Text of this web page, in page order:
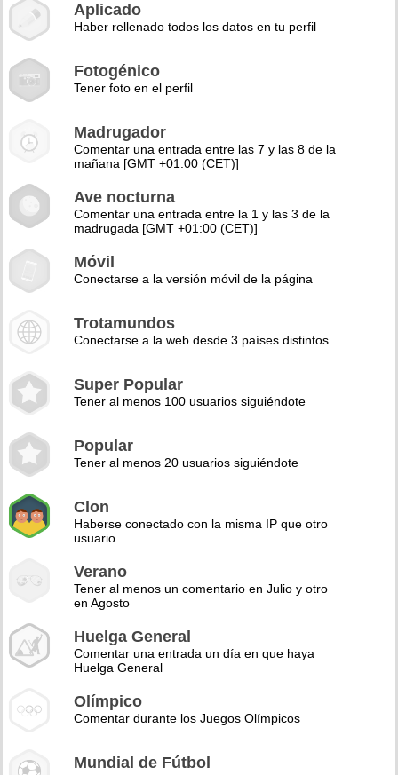
Aplicado
Haber rellenado todos los datos en tu perfil
Fotogénico
Tener foto en el perfil
Madrugador
Comentar una entrada entre las 7 y las 8 de la
mañana [GMT +01:00 (CET)]
Ave nocturna
Comentar una entrada entre la 1 y las 3 de la
madrugada [GMT +01:00 (CET)]
Móvil
Conectarse a la versión móvil de la página
Trotamundos
Conectarse a la web desde 3 países distintos
Super Popular
Tener al menos 100 usuarios siguiéndote
Popular
Tener al menos 20 usuarios siguiéndote
Clon
Haberse conectado con la misma IP que otro
usuario
Verano
Tener al menos un comentario en Julio y otro
en Agosto
Huelga General
Comentar una entrada un día en que haya
Huelga General
Olímpico
Comentar durante los Juegos Olímpicos
Mundial de Fútbol